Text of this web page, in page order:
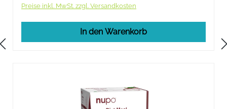
Preise inkl. MwSt. zzgl. Versandkosten
In den Warenkorb